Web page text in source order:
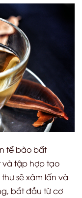
tế bào bất
và tập hợp tạo
sẽ xâm lấn và
bắt đầu từ cơ